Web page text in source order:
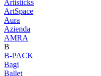
Artisticks
ArtSpace
Aura
Azienda
AМRA
B
B-PACK
Bagi
Ballet